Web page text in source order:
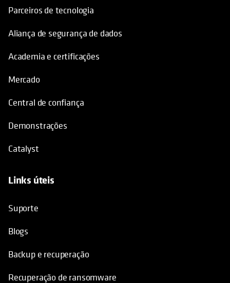
Parceiros de tecnologia
Aliança de segurança de dados
Academia e certificações
Mercado
Central de confiança
Demonstrações
Catalyst
Links úteis
Suporte
Blogs
Backup e recuperação
Recuperação de ransomware